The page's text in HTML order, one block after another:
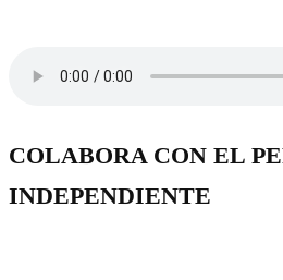
COLABORA CON EL
INDEPENDIENTE